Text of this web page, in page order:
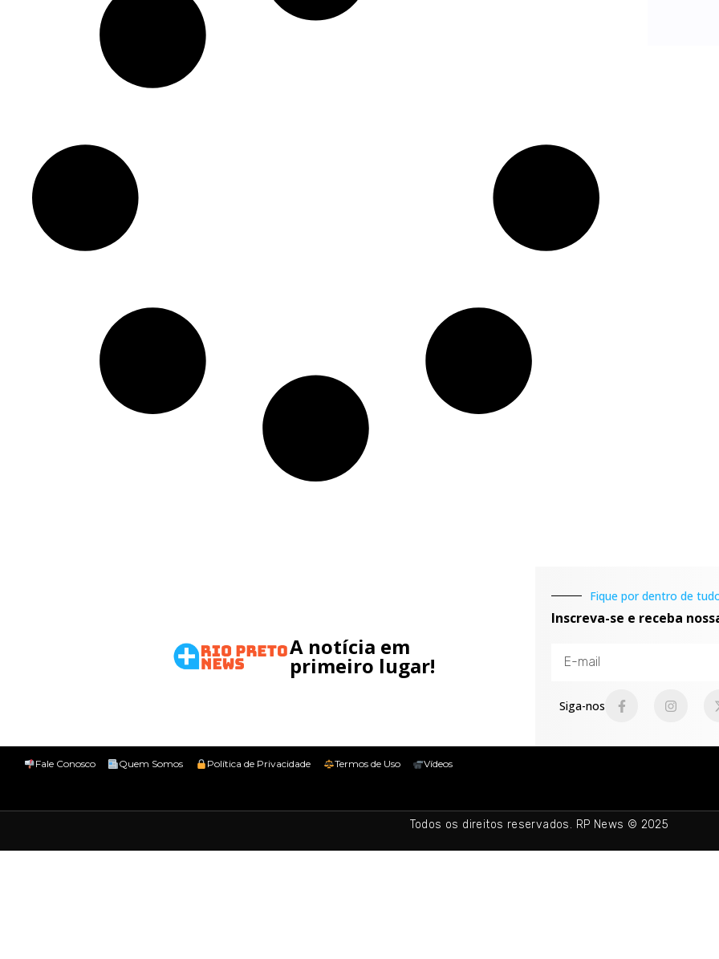
A notícia em
primeiro lugar!
Fique por dentro de
Inscreva-se e receba
Siga-nos
Fale Conosco Quem Somos Política de Privacidade Termos de Uso Vídeos
Todos os direitos reservados. RP News © 2025